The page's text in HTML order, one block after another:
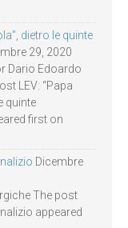
dietro le quinte
29, 2020
Dario Edoardo
LEV: “Papa
quinte
first on
Dicembre
The post
appeared